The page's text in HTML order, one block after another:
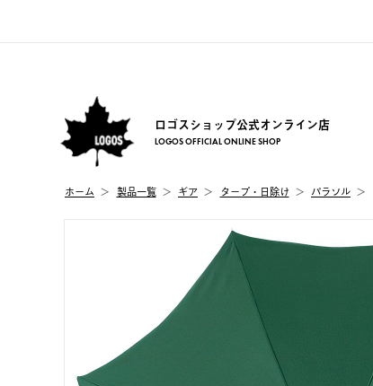
ロゴスショップ公式オンライン店
LOGOS OFFICIAL ONLINE SHOP
ホーム 製品⼀覧 ギア タープ・日除け パラソル